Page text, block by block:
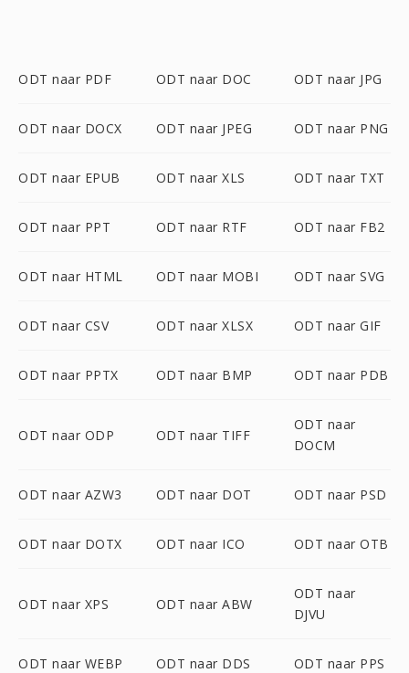
ODT naar PDF ODT naar DOC ODT naar JPG
ODT naar DOCX ODT naar JPEG ODT naar PNG
ODT naar EPUB ODT naar XLS ODT naar TXT
ODT naar PPT ODT naar RTF ODT naar FB2
ODT naar HTML ODT naar MOBI ODT naar SVG
ODT naar CSV ODT naar XLSX ODT naar GIF
ODT naar PPTX ODT naar BMP ODT naar PDB
ODT naar ODP ODT naar TIFF
ODT naar
DOCM
ODT naar AZW3 ODT naar DOT ODT naar PSD
ODT naar DOTX ODT naar ICO ODT naar OTB
ODT naar XPS ODT naar ABW
ODT naar
DJVU
ODT naar WEBP ODT naar DDS ODT naar PPS